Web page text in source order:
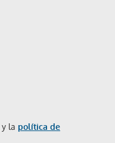
y la política de